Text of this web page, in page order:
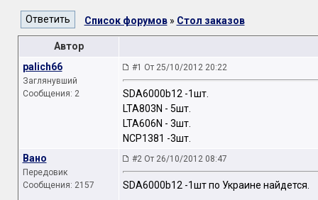
Список форумов» Стол заказов
Автор
palich66
Заглянувший
Сообщения: 2
#1 От 25/10/2012 20:22
SDA6000b12 -1шт.
LTA803N - 5шт.
LTA606N - 3шт.
NCP1381 -3шт.
Вано
Передовик
Сообщения: 2157
#2 От 26/10/2012 08:47
SDA6000b12 -1шт по Украине найдется.